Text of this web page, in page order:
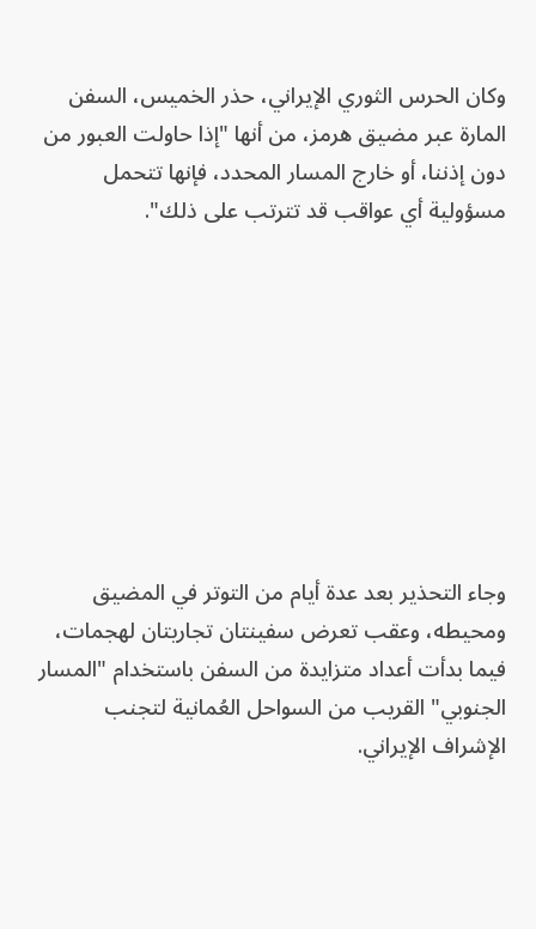
وكان الحرس الثوري الإيراني، حذر الخميس، السفن
المارة عبر مضيق هرمز، من أنها "إذا حاولت العبور من
دون إذننا، أو خارج المسار المحدد، فإنها تتحمل
مسؤولية أي عواقب قد تترتب على ذلك".
وجاء التحذير بعد عدة أيام من التوتر في المضيق
ومحيطه، وعقب تعرض سفينتان تجاريتان لهجمات،
فيما بدأت أعداد متزايدة من السفن باستخدام "المسار
الجنوبي" القريب من السواحل العُمانية لتجنب
الإشراف الإيراني.